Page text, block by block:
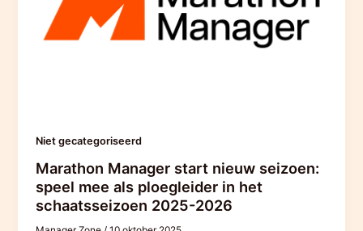
Niet gecategoriseerd
Marathon Manager start nieuw seizoen:
speel mee als ploegleider in het
schaatsseizoen 2025-2026